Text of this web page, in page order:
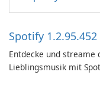
Spotify 1.2.95.452
Entdecke und streame
Lieblingsmusik mit